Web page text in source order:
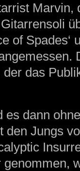
Marvin,
of
das
es dann
den Jungs